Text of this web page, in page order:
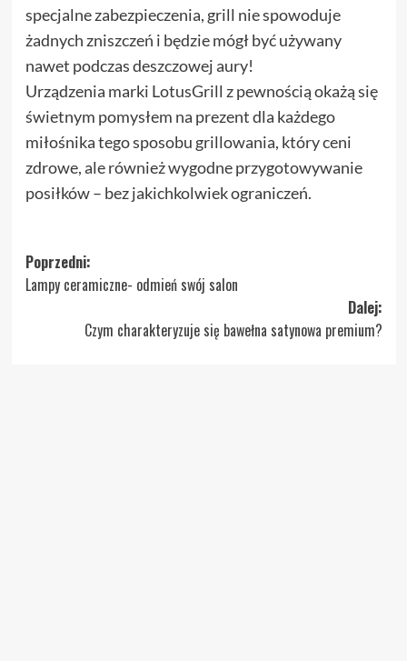
specjalne zabezpieczenia, grill nie spowoduje
żadnych zniszczeń i będzie mógł być używany
nawet podczas deszczowej aury!
Urządzenia marki LotusGrill z pewnością okażą się
świetnym pomysłem na prezent dla każdego
miłośnika tego sposobu grillowania, który ceni
zdrowe, ale również wygodne przygotowywanie
posiłków – bez jakichkolwiek ograniczeń.
Zobacz
wpisy
Poprzedni:
Lampy ceramiczne- odmień swój salon
Dalej:
Czym charakteryzuje się bawełna satynowa premium?